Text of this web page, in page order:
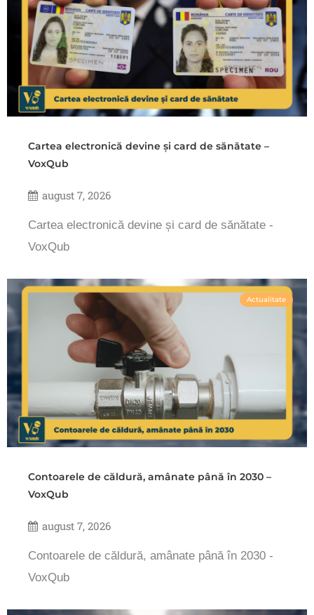
Cartea electronică devine și card de sănătate –
VoxQub
august 7, 2026
Cartea electronică devine și card de sănătate -
VoxQub
Actualitate
Contoarele de căldură, amânate până în 2030 –
VoxQub
august 7, 2026
Contoarele de căldură, amânate până în 2030 -
VoxQub